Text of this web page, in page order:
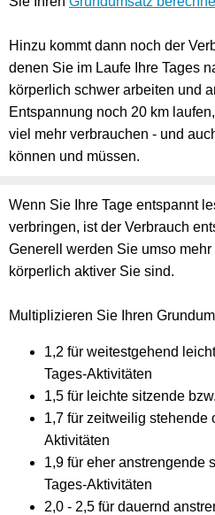
Hinzu kommt dann noch der
denen Sie im Laufe Ihre Tages
körperlich schwer arbeiten und
Entspannung noch 20 km
viel mehr verbrauchen - und
können und müssen.
Wenn Sie Ihre Tage entspannt
verbringen, ist der Verbrauch
Generell werden Sie umso
körperlich aktiver Sie sind.
Multiplizieren Sie Ihren
1,2 für weitestgehend
Tages-Aktivitäten
1,5 für leichte sitzende
1,7 für zeitweilig stehende
Aktivitäten
1,9 für eher anstrengende
Tages-Aktivitäten
2,0 - 2,5 für dauernd